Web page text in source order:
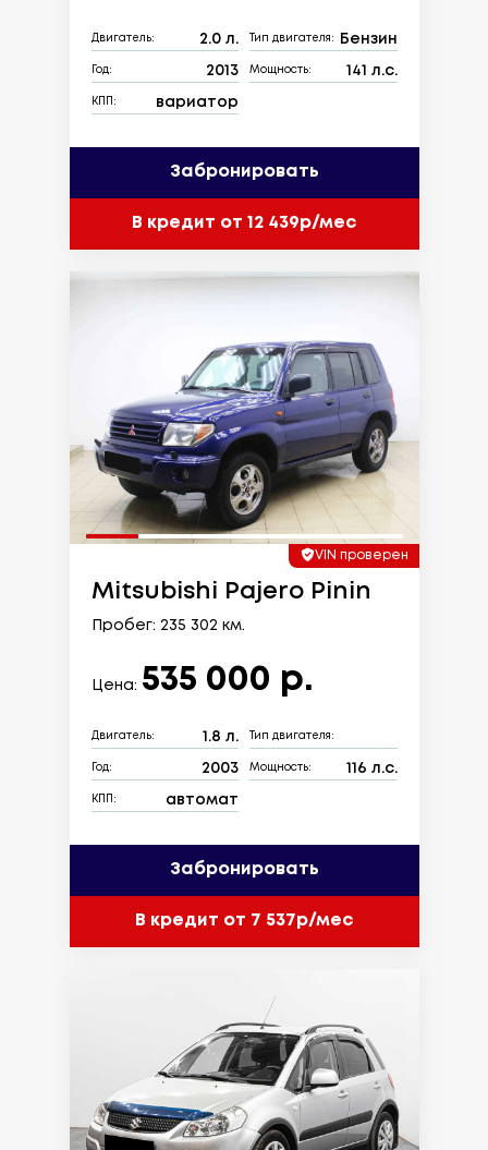
Двигатель: 2.0 л. Тип двигателя: Бензин
Год: 2013 Мощность: 141 л.с.
КПП: вариатор
Забронировать
В кредит от 12 439р/мес
VIN проверен
Mitsubishi Pajero Pinin
Пробег: 235 302 км.
Цена: 535 000 р.
Двигатель: 1.8 л. Тип двигателя:
Год: 2003 Мощность: 116 л.с.
КПП: автомат
Забронировать
В кредит от 7 537р/мес